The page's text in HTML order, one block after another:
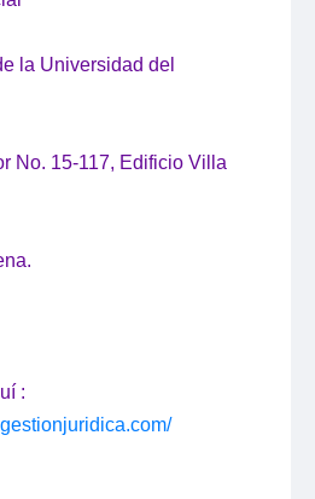
la Universidad del
No. 15-117, Edificio Villa
: